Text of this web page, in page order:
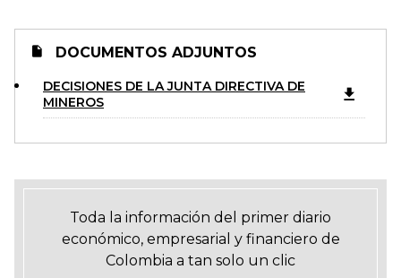
DOCUMENTOS ADJUNTOS
DECISIONES DE LA JUNTA DIRECTIVA DE
MINEROS
Toda la información del primer diario
económico, empresarial y financiero de
Colombia a tan solo un clic